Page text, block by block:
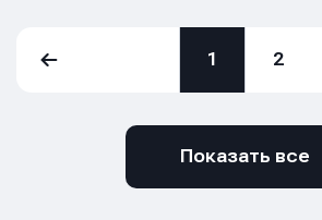
1 2
Показать все